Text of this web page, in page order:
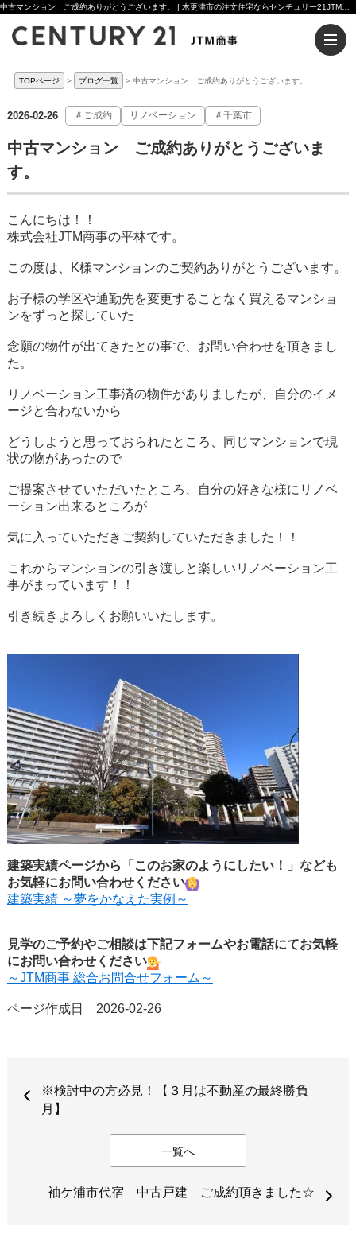
TOPページ ブログ一覧 中古マンション ご成約ありがとうございます。
2026-02-26 ＃ご成約 リノベーション ＃千葉市
中古マンション ご成約ありがとうございま
す。
こんにちは！！
株式会社JTM商事の平林です。
この度は、K様マンションのご契約ありがとうございます。
お子様の学区や通勤先を変更することなく買えるマンショ
ンをずっと探していた
念願の物件が出てきたとの事で、お問い合わせを頂きまし
た。
リノベーション工事済の物件がありましたが、自分のイメ
ージと合わないから
どうしようと思っておられたところ、同じマンションで現
状の物があったので
ご提案させていただいたところ、自分の好きな様にリノベ
ーション出来るところが
気に入っていただきご契約していただきました！！
これからマンションの引き渡しと楽しいリノベーション工
事がまっています！！
引き続きよろしくお願いいたします。
建築実績ページから「このお家のようにしたい！」なども
お気軽にお問い合わせください
建築実績 ～夢をかなえた実例～
見学のご予約やご相談は下記フォームやお電話にてお気軽
にお問い合わせください
～JTM商事 総合お問合せフォーム～
ページ作成日 2026-02-26
※検討中の方必見！【３月は不動産の最終勝負
月】
一覧へ
袖ケ浦市代宿 中古戸建 ご成約頂きました☆